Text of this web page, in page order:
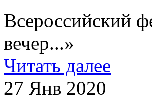
Всероссийский
вечер...»
Читать далее
27 Янв 2020